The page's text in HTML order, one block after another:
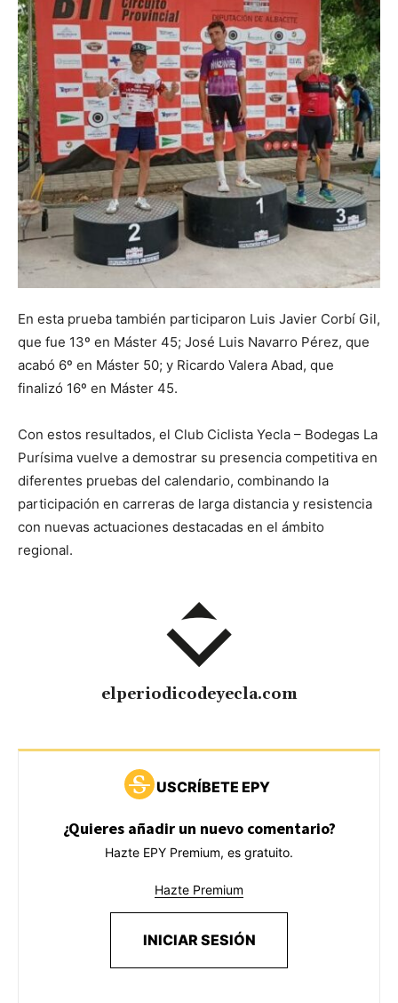
En esta prueba también participaron Luis Javier Corbí Gil,
que fue 13º en Máster 45; José Luis Navarro Pérez, que
acabó 6º en Máster 50; y Ricardo Valera Abad, que
finalizó 16º en Máster 45.
Con estos resultados, el Club Ciclista Yecla – Bodegas La
Purísima vuelve a demostrar su presencia competitiva en
diferentes pruebas del calendario, combinando la
participación en carreras de larga distancia y resistencia
con nuevas actuaciones destacadas en el ámbito
regional.
elperiodicodeyecla.com
USCRÍBETE EPY
¿Quieres añadir un nuevo comentario?
Hazte EPY Premium, es gratuito.
Hazte Premium
INICIAR SESIÓN